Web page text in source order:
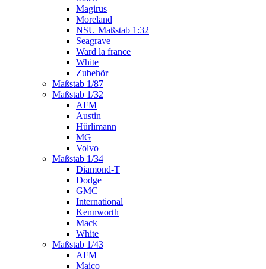
Magirus
Moreland
NSU Maßstab 1:32
Seagrave
Ward la france
White
Zubehör
Maßstab 1/87
Maßstab 1/32
AFM
Austin
Hürlimann
MG
Volvo
Maßstab 1/34
Diamond-T
Dodge
GMC
International
Kennworth
Mack
White
Maßstab 1/43
AFM
Maico